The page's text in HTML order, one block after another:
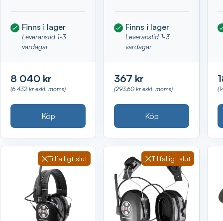
Finns i lager
Leveranstid 1-3
vardagar
8 040 kr
(6 432 kr exkl. moms)
Köp
Finns i lager
Leveranstid 1-3
vardagar
367 kr
(293,60 kr exkl. moms)
Köp
Tillfälligt slut Tillfälligt slut